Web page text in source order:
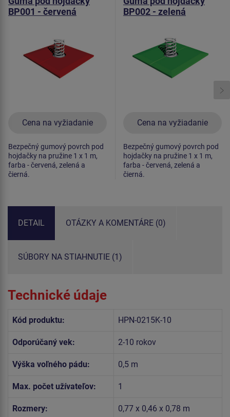
BP001 - červená
Cena na vyžiadanie
Bezpečný gumový povrch pod
hojdačky na pružine 1 x 1 m,
farba - červená, zelená a
čierná.
BP002 - zelená
Cena na vyžiadanie
Bezpečný gumový povrch pod
hojdačky na pružine 1 x 1 m,
farba - červená, zelená a
čierná.
DETAIL OTÁZKY A KOMENTÁRE (0)
SÚBORY NA STIAHNUTIE (1)
Technické údaje
Kód produktu: HPN-0215K-10
Odporúčaný vek: 2-10 rokov
Výška voľného pádu: 0,5 m
Max. počet užívateľov: 1
Rozmery: 0,77 x 0,46 x 0,78 m